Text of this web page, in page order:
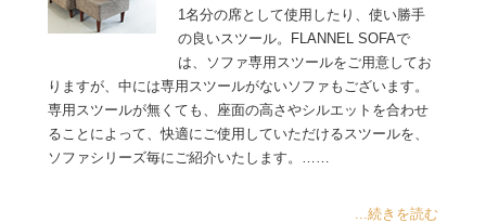
1名分の席として使用したり、使い勝手
の良いスツール。FLANNEL SOFAで
は、ソファ専用スツールをご用意してお
りますが、中には専用スツールがないソファもございます。
専用スツールが無くても、座面の高さやシルエットを合わせ
ることによって、快適にご使用していただけるスツールを、
ソファシリーズ毎にご紹介いたします。……
...続きを読む